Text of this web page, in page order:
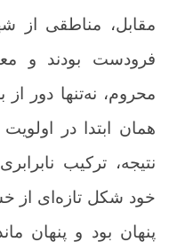
مقابل، مناطقی از
فرودست بودند
و
محروم، نه‌تنها دور از
همان ابتدا در
نتیجه، ترکیب
خود شکل تازه‌ای از
پنهان بود و پنهان